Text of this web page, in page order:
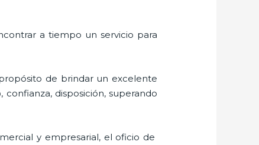
a tiempo un servicio para
de brindar un excelente
disposición, superando
y empresarial, el oficio de